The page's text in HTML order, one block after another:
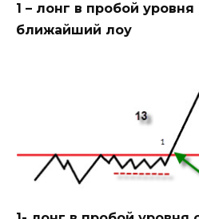
1 – лонг в пробой
ближайший лоу